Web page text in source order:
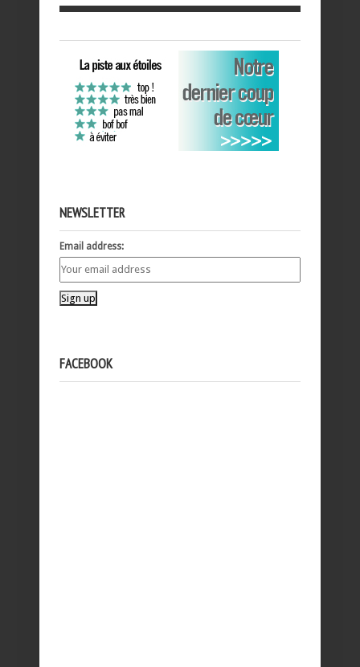
NEWSLETTER
Email address:
FACEBOOK